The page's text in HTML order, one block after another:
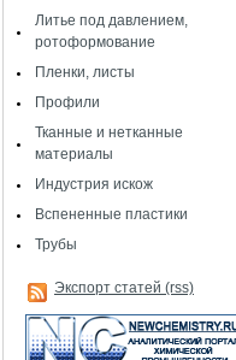
Литье под давлением,
ротоформование
Пленки, листы
Профили
Тканные и нетканные
материалы
Индустрия искож
Вспененные пластики
Трубы
Экспорт статей (rss)